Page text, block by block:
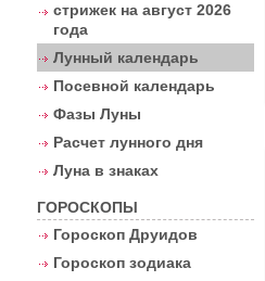
стрижек на август 2026
года
Лунный календарь
Посевной календарь
Фазы Луны
Расчет лунного дня
Луна в знаках
ГОРОСКОПЫ
Гороскоп Друидов
Гороскоп зодиака